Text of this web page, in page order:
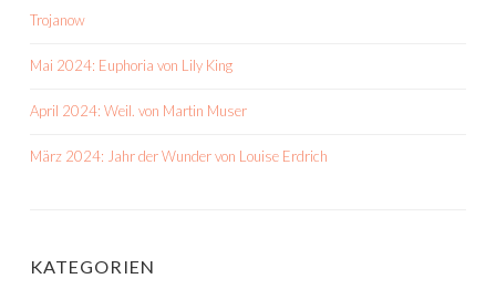
Trojanow
Mai 2024: Euphoria von Lily King
April 2024: Weil. von Martin Muser
März 2024: Jahr der Wunder von Louise Erdrich
KATEGORIEN